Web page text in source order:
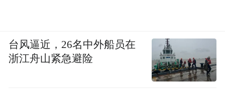
台风逼近，26名中外船员在
浙江舟山紧急避险